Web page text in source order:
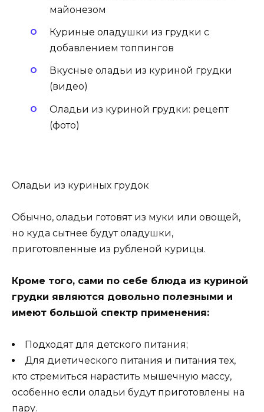
майонезом
Куриные оладушки из грудки с
добавлением топпингов
Вкусные оладьи из куриной грудки
(видео)
Оладьи из куриной грудки: рецепт
(фото)
Оладьи из куриных грудок
Обычно, оладьи готовят из муки или овощей,
но куда сытнее будут оладушки,
приготовленные из рубленой курицы.
Кроме того, сами по себе блюда из куриной
грудки являются довольно полезными и
имеют большой спектр применения:
Подходят для детского питания;
Для диетического питания и питания тех,
кто стремиться нарастить мышечную массу,
особенно если оладьи будут приготовлены на
пару.